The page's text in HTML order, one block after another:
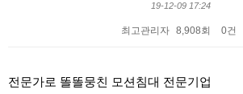
19-12-09 17:24
최고관리자 8,908회 0건
전문가로 똘똘뭉친 모션침대 전문기업